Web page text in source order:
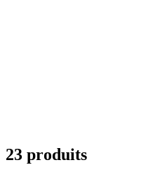
23 produits